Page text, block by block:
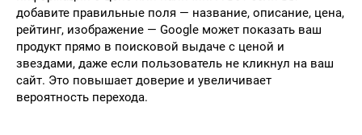
добавите правильные поля — название, описание, цена,
рейтинг, изображение — Google может показать ваш
продукт прямо в поисковой выдаче с ценой и
звездами, даже если пользователь не кликнул на ваш
сайт. Это повышает доверие и увеличивает
вероятность перехода.